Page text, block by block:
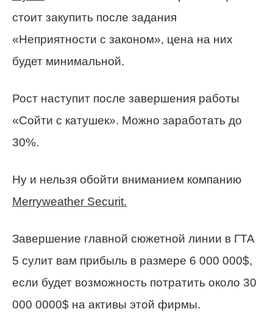
стоит закупить после задания
«Неприятности с законом», цена на них
будет минимальной.
Рост наступит после завершения работы
«Сойти с катушек». Можно заработать до
30%.
Ну и нельзя обойти вниманием компанию
Merryweather Securit.
Завершение главной сюжетной линии в ГТА
5 сулит вам прибыль в размере 6 000 000$,
если будет возможность потратить около 30
000 0000$ на активы этой фирмы.